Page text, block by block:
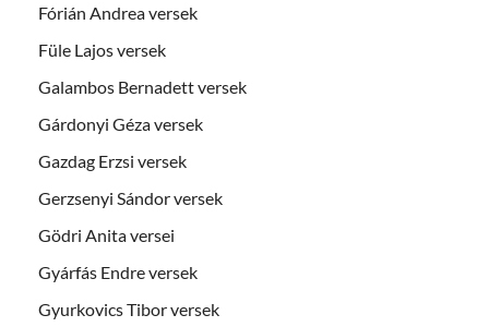
Fórián Andrea versek
Füle Lajos versek
Galambos Bernadett versek
Gárdonyi Géza versek
Gazdag Erzsi versek
Gerzsenyi Sándor versek
Gödri Anita versei
Gyárfás Endre versek
Gyurkovics Tibor versek